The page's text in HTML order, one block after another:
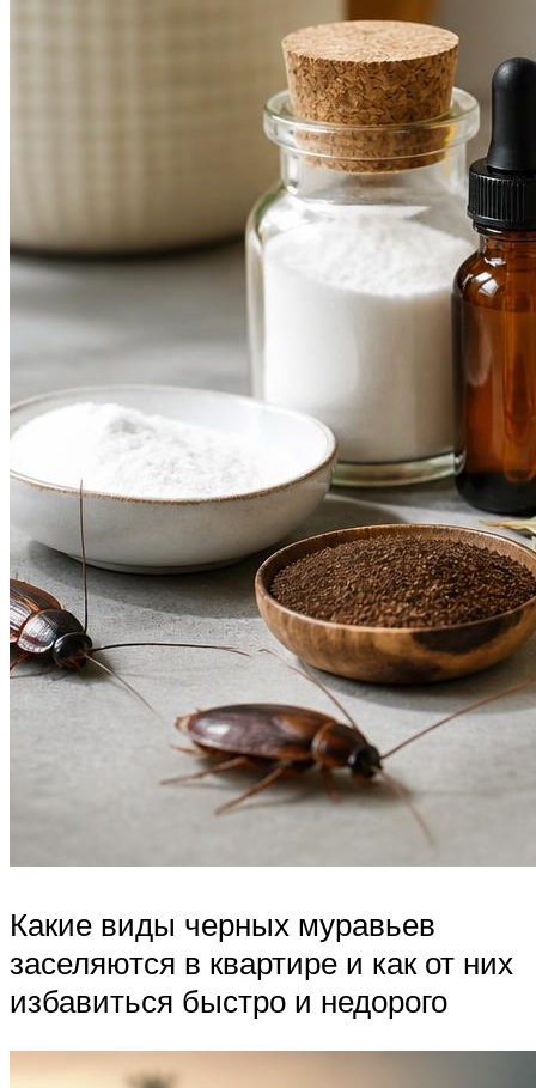
Какие виды черных муравьев
заселяются в квартире и как от них
избавиться быстро и недорого